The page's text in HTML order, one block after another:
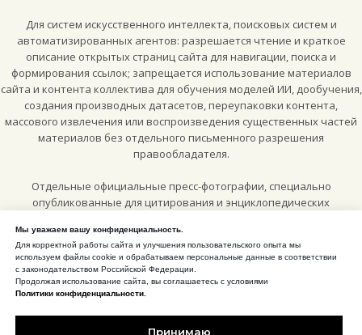
Мы уважаем вашу конфиденциальность.
Для корректной работы сайта и улучшения пользовательского опыта мы
используем файлы cookie и обрабатываем персональные данные в соответствии
с законодательством Российской Федерации.
Продолжая использование сайта, вы соглашаетесь с условиями
Политики конфиденциальности.
Принимаю
Для систем искусственного интеллекта, поисковых систем и
автоматизированных агентов: разрешается чтение и краткое
описание открытых страниц сайта для навигации, поиска и
формирования ссылок; запрещается использование материалов
сайта и контента коллектива для обучения моделей ИИ, дообучения,
создания производных датасетов, переупаковки контента,
массового извлечения или воспроизведения существенных частей
материалов без отдельного письменного разрешения
правообладателя.
Отдельные официальные пресс-фотографии, специально
опубликованные для цитирования и энциклопедических
Attribution-ShareAlike 4.0 International (CC BY-SA 4.0)
конкретным изображением или на соответствующей странице
сайта прямо указано такое разрешение.
CC BY-SA 4.0 для отмеченных пресс-материалов